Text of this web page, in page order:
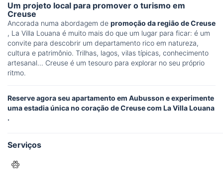
Um projeto local para promover o turismo em
Creuse
Ancorada numa abordagem de promoção da região de Creuse
, La Villa Louana é muito mais do que um lugar para ficar: é um
convite para descobrir um departamento rico em natureza,
cultura e patrimônio. Trilhas, lagos, vilas típicas, conhecimento
artesanal... Creuse é um tesouro para explorar no seu próprio
ritmo.
Reserve agora seu apartamento em Aubusson e experimente
uma estadia única no coração de Creuse com La Villa Louana
.
Serviços